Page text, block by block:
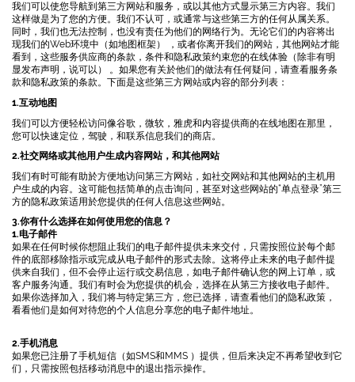
我们可以使您导航到第三方网站和服务，或以其他方式显示第三方内容。我们
这样做是为了您的方便。我们不认可，或通常与这些第三方的任何从属关系。
同时，我们也无法控制，也没有责任为他们的网络行为。无论它们的内容将出
现我们的Web环境中（如地图框架） ，或者你离开我们的网站，其他网站才能
看到，这些服务供应商的条款，条件和隐私政策约束您的在线体验（除非有明
显发布声明，说可以） 。如果您有关於他们的做法有任何疑问，请查看服务条
款和隐私政策的条款。下面是这些第三方网站或内容的部分列表：
1.互动地图
我们可以方便轻松访问像谷歌，微软，雅虎和内容提供商的在线地图在那里，
您可以快速定位，驾驶，和联系信息我们的商店。
2.社交网络或其他用户生成内容网站，和其他网站
我们有时可能有助於方便地访问第三方网站，如社交网站和其他网站的主机用
户生成的内容。这可能包括简单的点击询问，甚至对这些网站的“单点登录”第三
方的隐私政策适用於您提供的任何人信息这些网站。
3.你有什么选择在如何使用您的信息？
1.电子邮件
如果在任何时候你想阻止我们的电子邮件提供未来交付，只需按照位於每个邮
件的底部移除指示或完成从电子邮件的形式去除。这将停止未来的电子邮件提
供来自我们，但不会停止运行或交易信息，如电子邮件确认您的网上订单，或
客户服务沟通。我们有时会为您提供的机会，选择在从第三方接收电子邮件。
如果你选择加入，我们将与特定第三方，您已选择，请查看他们的隐私政策，
看看他们是如何对待您的个人信息分享您的电子邮件地址。
2.手机消息
如果您已注册了手机短信（如SMS和MMS ）提供，但后来决定不再希望收到它
们，只需按照包括移动消息中的退出指示操作。